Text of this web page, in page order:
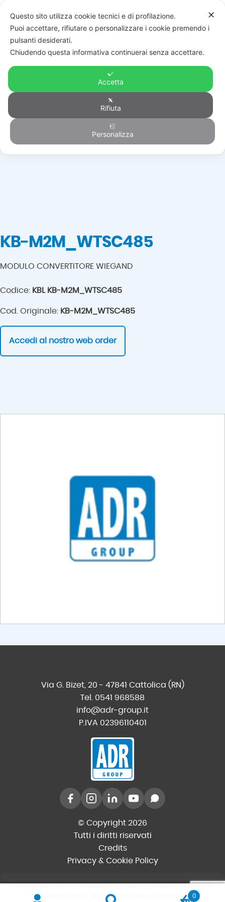
Generico
KB-M2M_WTSC485
MODULO CONVERTITORE WIEGAND
Codice: KBL KB-M2M_WTSC485
Cod. Originale: KB-M2M_WTSC485
Accedi al nostro web order
Via G. Bizet, 20 - 47841 Cattolica (RN)
Tel. 0541 968588
info@adr-group.it
P.IVA 02396110401
© Copyright 2026
Tutti i diritti riservati
Credits
Privacy & Cookie Policy
0
✕
Questo sito utilizza cookie tecnici e di profilazione.
Puoi accettare, rifiutare o personalizzare i cookie premendo i
pulsanti desiderati.
Chiudendo questa informativa continuerai senza accettare.
Accetta
Rifiuta
Personalizza